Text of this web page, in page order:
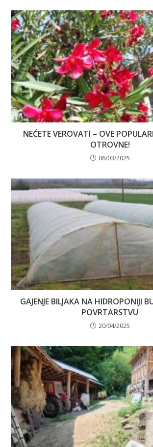
NEĆETE VEROVATI – OVE
OTROVNE!
06/03/2025
GAJENJE BILJAKA NA HIDROPONIJI
POVRTARSTVU
20/04/2025